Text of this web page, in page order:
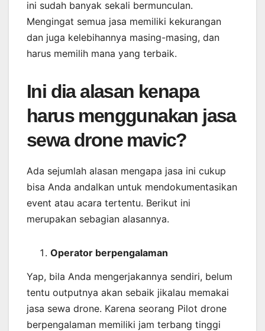
ini sudah banyak sekali bermunculan.
Mengingat semua jasa memiliki kekurangan
dan juga kelebihannya masing-masing, dan
harus memilih mana yang terbaik.
Ini dia alasan kenapa
harus menggunakan jasa
sewa drone mavic?
Ada sejumlah alasan mengapa jasa ini cukup
bisa Anda andalkan untuk mendokumentasikan
event atau acara tertentu. Berikut ini
merupakan sebagian alasannya.
Operator berpengalaman
Yap, bila Anda mengerjakannya sendiri, belum
tentu outputnya akan sebaik jikalau memakai
jasa sewa drone. Karena seorang Pilot drone
berpengalaman memiliki jam terbang tinggi